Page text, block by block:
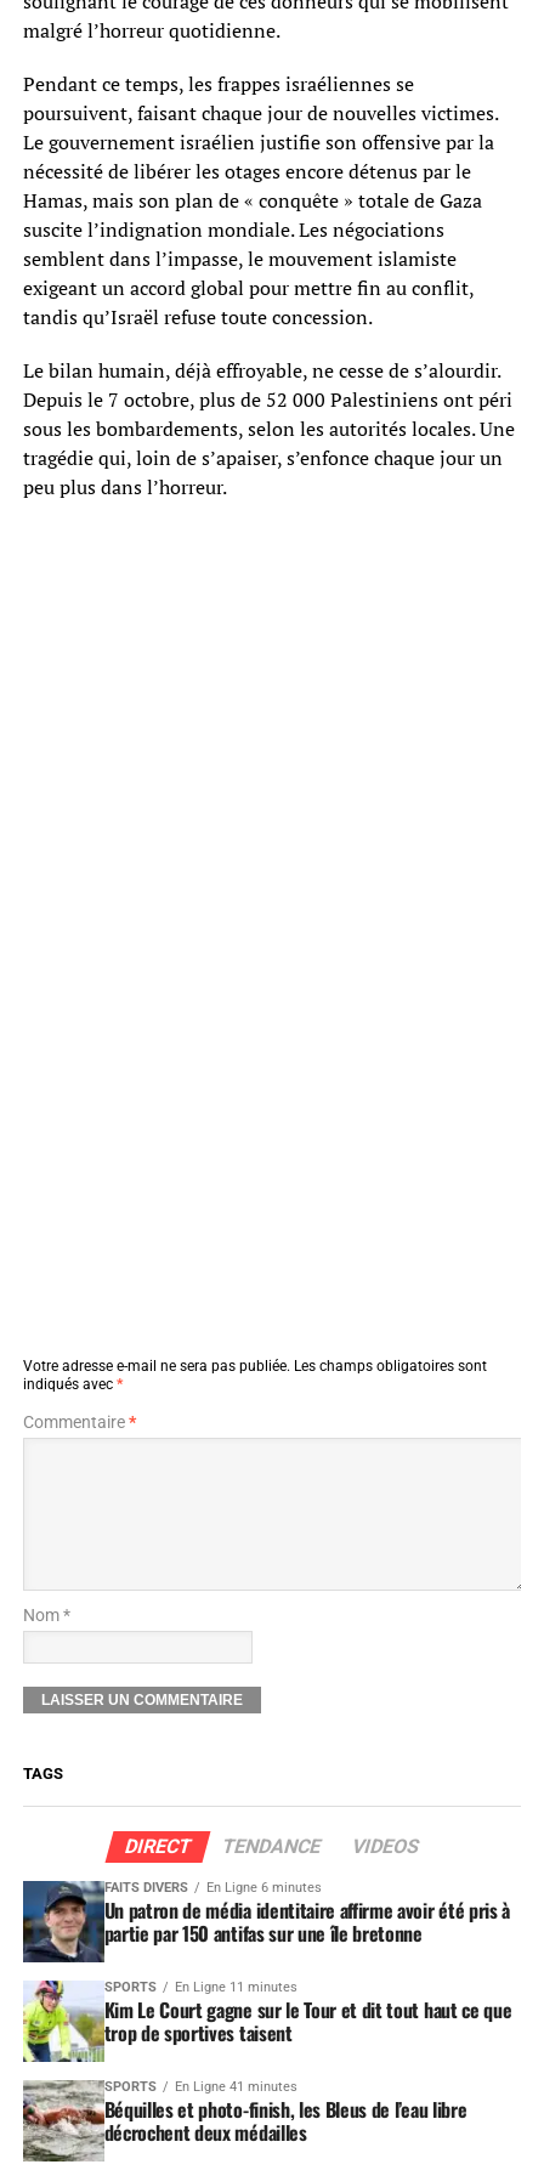
malgré l’horreur quotidienne.
Pendant ce temps, les frappes israéliennes se
poursuivent, faisant chaque jour de nouvelles victimes.
Le gouvernement israélien justifie son offensive par la
nécessité de libérer les otages encore détenus par le
Hamas, mais son plan de « conquête » totale de Gaza
suscite l’indignation mondiale. Les négociations
semblent dans l’impasse, le mouvement islamiste
exigeant un accord global pour mettre fin au conflit,
tandis qu’Israël refuse toute concession.
Le bilan humain, déjà effroyable, ne cesse de s’alourdir.
Depuis le 7 octobre, plus de 52 000 Palestiniens ont péri
sous les bombardements, selon les autorités locales. Une
tragédie qui, loin de s’apaiser, s’enfonce chaque jour un
peu plus dans l’horreur.
Votre adresse e-mail ne sera pas publiée. Les champs obligatoires sont
indiqués avec *
Commentaire*
Nom *
TAGS
DIRECT TENDANCE VIDEOS
FAITS DIVERS En Ligne 6 minutes
Un patron de média identitaire affirme avoir été pris à
partie par 150 antifas sur une île bretonne
SPORTS En Ligne 11 minutes
Kim Le Court gagne sur le Tour et dit tout haut ce que
trop de sportives taisent
SPORTS En Ligne 41 minutes
Béquilles et photo-finish, les Bleus de l’eau libre
décrochent deux médailles